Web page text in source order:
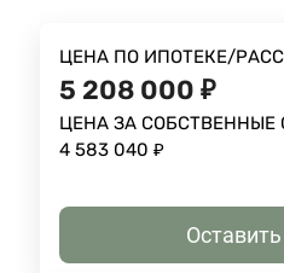
ЦЕНА ПО ИПОТЕКЕ/
5 208 000 ₽
ЦЕНА ЗА СОБСТВЕННЫЕ
4 583 040 ₽